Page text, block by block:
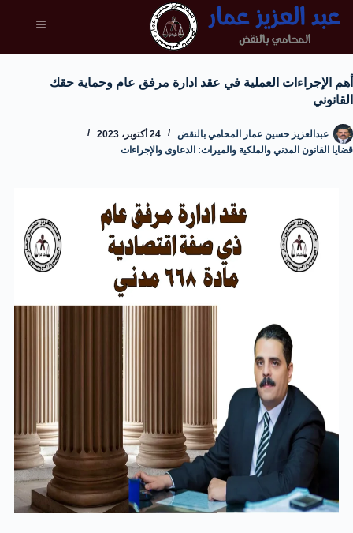
أهم الإجراءات العملية في عقد ادارة مرفق عام وحماية حقك
القانوني
عبدالعزيز حسين عمار المحامي بالنقض
24 أكتوبر، 2023
قضايا القانون المدني والملكية والميراث: الدعاوى والإجراءات